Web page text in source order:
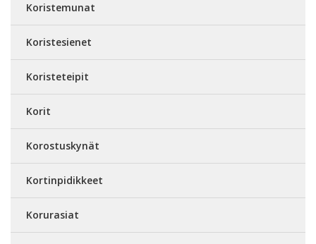
Koristemunat
Koristesienet
Koristeteipit
Korit
Korostuskynät
Kortinpidikkeet
Korurasiat